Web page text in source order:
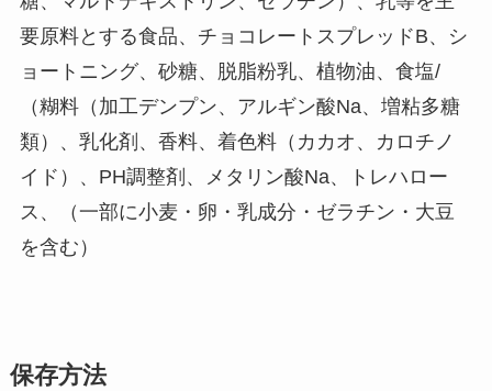
要原料とする食品、チョコレートスプレッドB、シ
ョートニング、砂糖、脱脂粉乳、植物油、食塩/
（糊料（加工デンプン、アルギン酸Na、増粘多糖
類）、乳化剤、香料、着色料（カカオ、カロチノ
イド）、PH調整剤、メタリン酸Na、トレハロー
ス、（一部に小麦・卵・乳成分・ゼラチン・大豆
を含む）
保存方法